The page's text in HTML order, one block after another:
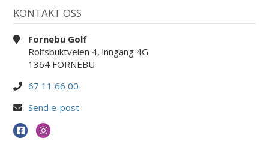
KONTAKT OSS
Fornebu Golf
Rolfsbuktveien 4, inngang 4G
1364 FORNEBU
67 11 66 00
Send e-post